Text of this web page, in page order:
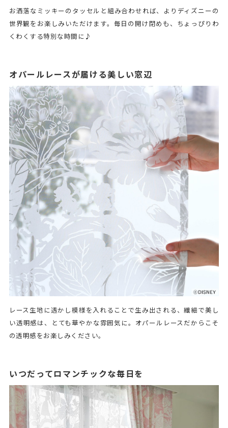
お洒落なミッキーのタッセルと組み合わせれば、よりディズニーの
世界観をお楽しみいただけます。毎日の開け閉めも、ちょっぴりわ
くわくする特別な時間に♪
オパールレースが届ける美しい窓辺
レース生地に透かし模様を入れることで生み出される、繊細で美し
い透明感は、とても華やかな雰囲気に。オパールレースだからこそ
の透明感をお楽しみください。
いつだってロマンチックな毎日を